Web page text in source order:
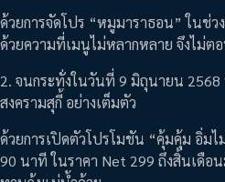
ด้วยการจัดโปร “หมูมาราธอน” ในช่
ด้วยความที่เมนูไม่หลากหลาย จึงไม่ต
2. จนกระทั่งในวันที่ 9 มิถุนายน 2568
สงครามสุกี้ อย่างเต็มตัว
ด้วยการเปิดตัวโปรโมชัน “คุ้มคุ้ม อิ่ม
90 นาที ในราคา Net 299 ถึงสิ้นเดือ